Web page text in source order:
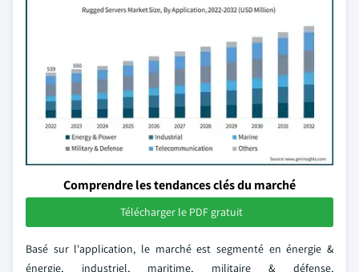
Comprendre les tendances clés du marché
Télécharger le PDF gratuit
Basé sur l'application, le marché est segmenté en énergie &
énergie, industriel, maritime, militaire & défense,